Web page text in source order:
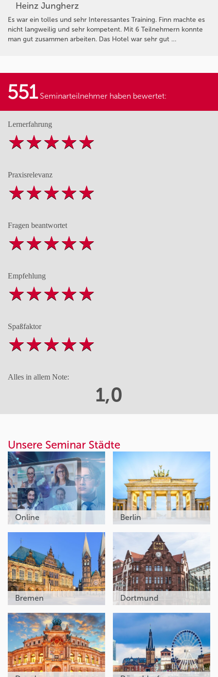
Heinz Jungherz
Es war ein tolles und sehr Interessantes Training. Finn machte es
nicht langweilig und sehr kompetent. Mit 6 Teilnehmern konnte
man gut zusammen arbeiten. Das Hotel war sehr gut …
551Seminarteilnehmer haben bewertet:
Lernerfahrung
Praxisrelevanz
Fragen beantwortet
Empfehlung
Spaßfaktor
Alles in allem Note:
1,0
Unsere Seminar Städte
Online Berlin
Bremen Dortmund